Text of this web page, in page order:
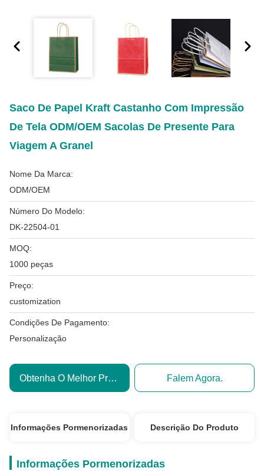
Saco De Papel Kraft Castanho Com Impressão
De Tela ODM/OEM Sacolas De Presente Para
Viagem A Granel
Nome Da Marca:
ODM/OEM
Número Do Modelo:
DK-22504-01
MOQ:
1000 peças
Preço:
customization
Condições De Pagamento:
Personalização
Obtenha O Melhor Preço Falem Agora.
Informações Pormenorizadas Descrição Do Produto
Informações Pormenorizadas